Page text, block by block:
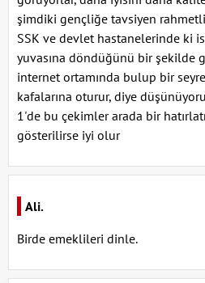
şimdiki gençliğe tavsiyen
SSK ve devlet hastanelerinde ki
yuvasına döndüğünü bir şekilde
internet ortamında bulup bir
kafalarına oturur, diye
1'de bu çekimler arada bir
gösterilirse iyi olur
Ali.
Birde emeklileri dinle.